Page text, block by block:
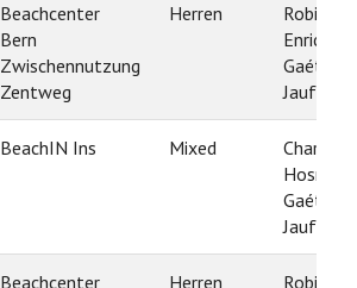
Beachcenter
Bern
Zwischennutzung
Zentweg
Herren
Robin
Enrico /
Gaétan
Jauffret
BeachIN Ins Mixed
Hosner /
Gaétan
Jauffret
Beachcenter
Herren
Robin